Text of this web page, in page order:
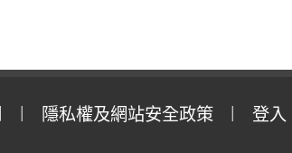
隱私權及網站安全政策 登入